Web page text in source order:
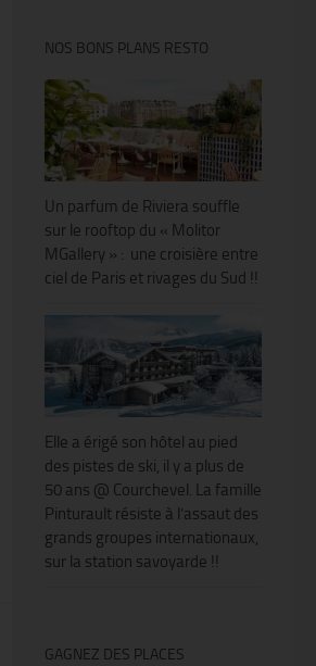
NOS BONS PLANS RESTO
Un parfum de Riviera souffle
sur le rooftop du « Molitor
MGallery » : une croisière entre
ciel de Paris et rivages du Sud !!
Elle a érigé son hôtel au pied
des pistes de ski, il y a plus de
50 ans @ Courchevel. La famille
Pinturault résiste à l’assaut des
grands groupes internationaux,
sur la station savoyarde !!
GAGNEZ DES PLACES